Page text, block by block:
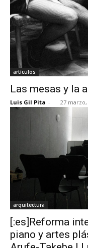
artículos
Las mesas y la
Luis Gil Pita - 27 marzo,
arquitectura
[:es]Reforma
piano y artes